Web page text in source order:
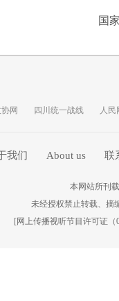
国
网 四川统一战线 人民
我们 About us 联
本网站所刊
未经授权禁止转载、摘
[网上传播视听节目许可证（